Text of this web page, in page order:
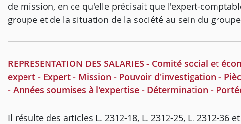
de mission, en ce qu'elle précisait que l'expert-
groupe et de la situation de la société au sein du
REPRESENTATION DES SALARIES - Comité social et
expert - Expert - Mission - Pouvoir d'investigation -
- Années soumises à l'expertise - Détermination -
Il résulte des articles L. 2312-18, L. 2312-25, L. 2312-36